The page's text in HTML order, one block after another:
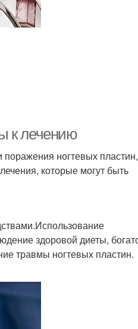
к лечению
ногтевых
которые могут быть
здоровой диеты,
травмы ногтевых пластин.